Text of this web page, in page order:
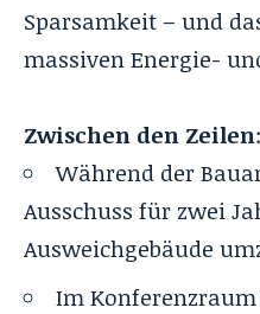
Sparsamkeit – und
massiven Energie-
Zwischen den Zeilen:
Während der
Ausschuss für zwei
Ausweichgebäude
Im